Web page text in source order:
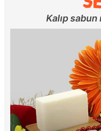
Kalıp sabun